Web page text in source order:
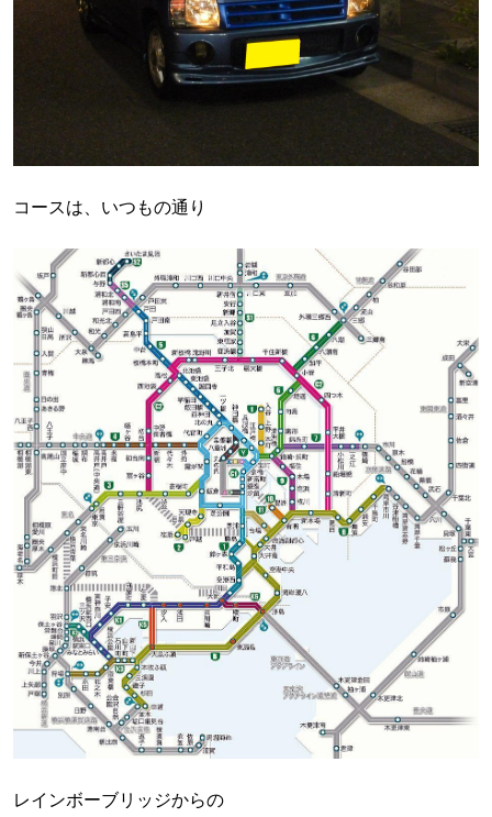
コースは、いつもの通り
レインボーブリッジからの